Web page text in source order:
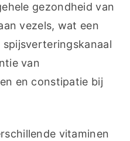
gezondheid van
vezels, wat een
van
en constipatie bij
vitaminen